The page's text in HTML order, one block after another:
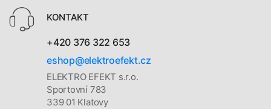
KONTAKT
+420 376 322 653
eshop@elektroefekt.cz
ELEKTRO EFEKT s.r.o.
Sportovní 783
339 01 Klatovy